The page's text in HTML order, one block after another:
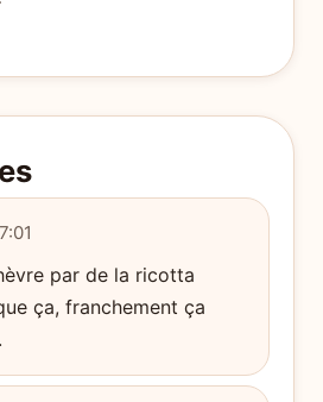
par de la ricotta
ça, franchement ça